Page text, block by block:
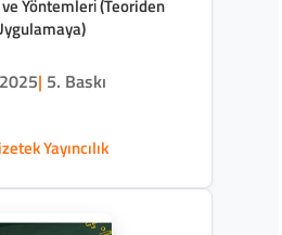
Yöntemleri̇ (Teoriden
2025| 5. Baskı
Yayıncılık